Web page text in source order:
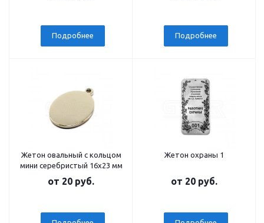
Подробнее Подробнее
Жетон овальный c кольцом
мини серебристый 16х23 мм
от 20 руб.
Жетон охраны 1
от 20 руб.